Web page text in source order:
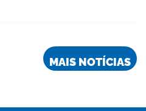
MAIS NOTÍCIAS